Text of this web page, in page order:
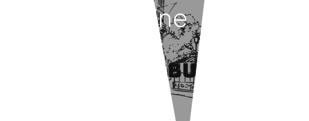
deine
Lieblingsburger!